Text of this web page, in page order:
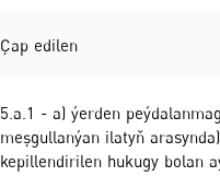
Çap edilen
5.a.1 - a) ýerden
meşgullanýan ilatyň
kepillendirilen hukugy bolan